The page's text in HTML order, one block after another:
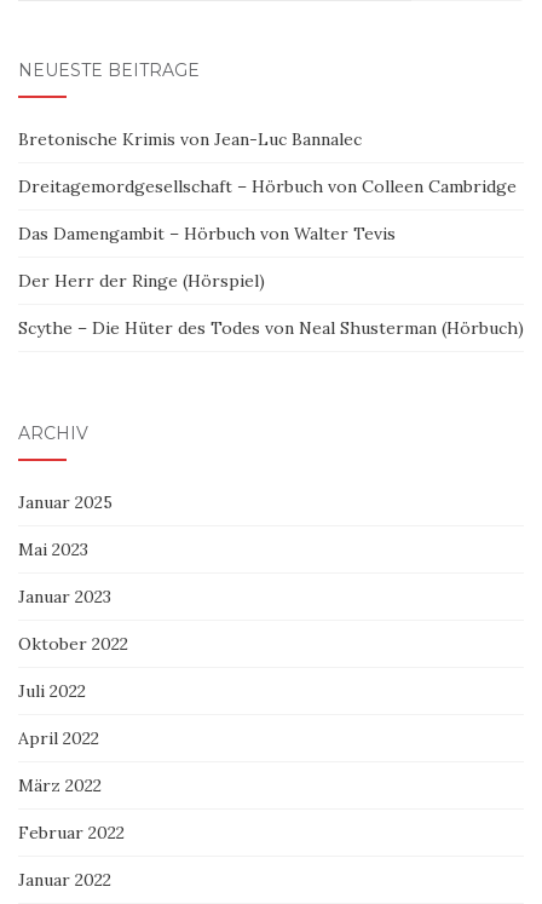
NEUESTE BEITRÄGE
Bretonische Krimis von Jean-Luc Bannalec
Dreitagemordgesellschaft – Hörbuch von Colleen Cambridge
Das Damengambit – Hörbuch von Walter Tevis
Der Herr der Ringe (Hörspiel)
Scythe – Die Hüter des Todes von Neal Shusterman (Hörbuch)
ARCHIV
Januar 2025
Mai 2023
Januar 2023
Oktober 2022
Juli 2022
April 2022
März 2022
Februar 2022
Januar 2022